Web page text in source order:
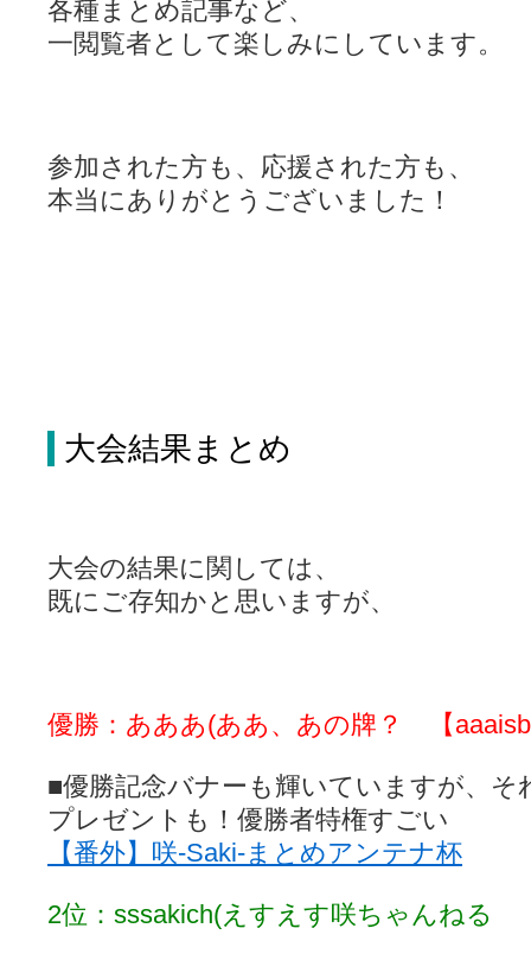
各種まとめ記事など、
一閲覧者として楽しみにしています。
参加された方も、応援された方も、
本当にありがとうございました！
大会結果まとめ
大会の結果に関しては、
既にご存知かと思いますが、
優勝：あああ(ああ、あの牌？ 【
■優勝記念バナーも輝いていますが、
プレゼントも！優勝者特権すごい
【番外】咲-Saki-まとめアンテナ杯
2位：sssakich(えすえす咲ちゃんねる